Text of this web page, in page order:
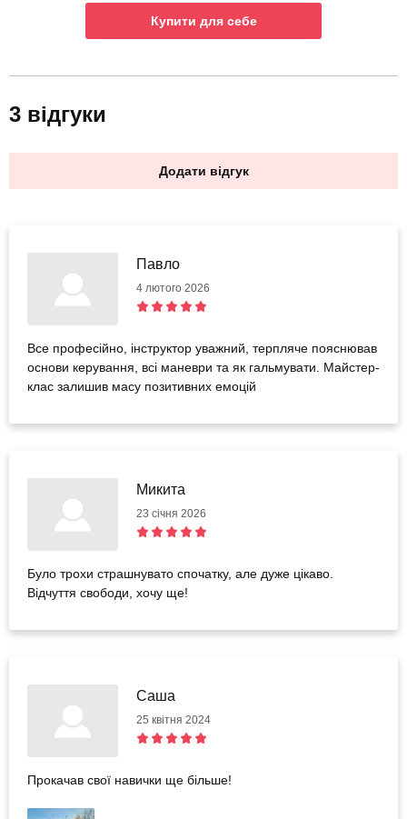
Купити для себе
3 відгуки
Додати відгук
Павло
4 лютого 2026
Все професійно, інструктор уважний, терпляче пояснював
основи керування, всі маневри та як гальмувати. Майстер-
клас залишив масу позитивних емоцій
Микита
23 січня 2026
Було трохи страшнувато спочатку, але дуже цікаво.
Відчуття свободи, хочу ще!
Саша
25 квітня 2024
Прокачав свої навички ще більше!